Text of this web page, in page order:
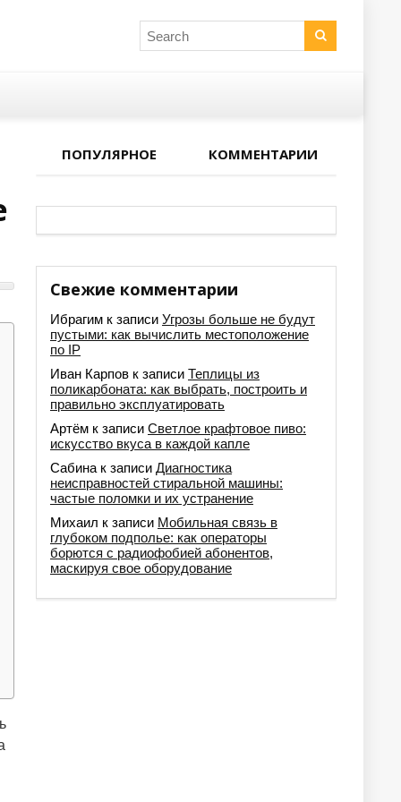
ПОПУЛЯРНОЕ КОММЕНТАРИИ
Свежие комментарии
Ибрагим к записи Угрозы больше не будут
пустыми: как вычислить местоположение
по IP
Иван Карпов к записи Теплицы из
поликарбоната: как выбрать, построить и
правильно эксплуатировать
Артём к записи Светлое крафтовое пиво:
искусство вкуса в каждой капле
Сабина к записи Диагностика
неисправностей стиральной машины:
частые поломки и их устранение
Михаил к записи Мобильная связь в
глубоком подполье: как операторы
борются с радиофобией абонентов,
маскируя свое оборудование